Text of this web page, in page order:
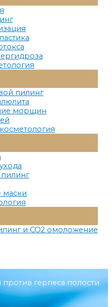
Меню
Меню
пилинг
морщин
Меню
маски
Меню
и СО2 омоложение
герпеса полости